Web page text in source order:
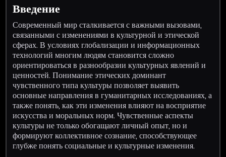
Введение
Современный мир сталкивается с важными вызовами,
связанными с изменениями в культурной и этической
сферах. В условиях глобализации и информационных
технологий многим людям становится сложно
ориентироваться в разнообразии культурных явлений и
ценностей. Понимание этических доминант
чувственного типа культуры позволяет выявить
основные направления в гуманитарных исследованиях, а
также понять, как эти изменения влияют на восприятие
искусства и моральных норм. Чувственные аспекты
культуры не только обогащают личный опыт, но и
формируют коллективное сознание, способствующее
глубже понять социальные и культурные изменения.